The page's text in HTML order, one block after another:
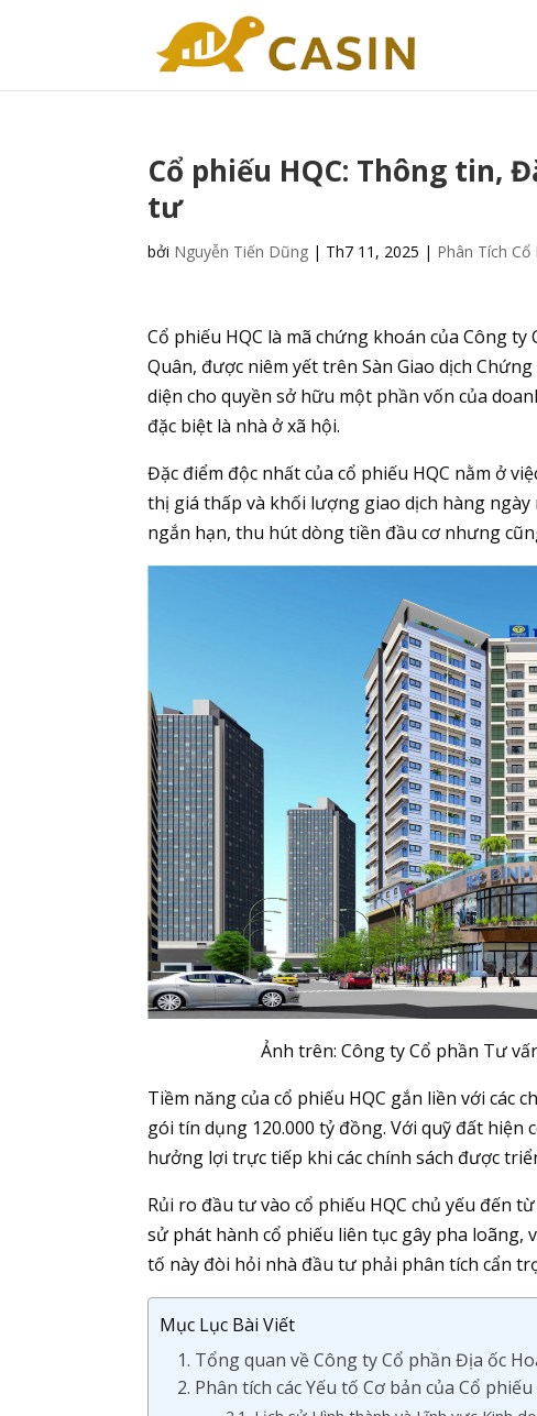
Cổ phiếu HQC: Thông tin,
tư
bởi Nguyễn Tiến Dũng | Th7 11, 2025 | Phân Tích Cổ
Cổ phiếu HQC là mã chứng khoán của Công
Quân, được niêm yết trên Sàn Giao dịch
diện cho quyền sở hữu một phần vốn của
đặc biệt là nhà ở xã hội.
Đặc điểm độc nhất của cổ phiếu HQC nằm ở
thị giá thấp và khối lượng giao dịch hàng
ngắn hạn, thu hút dòng tiền đầu cơ nhưng
Ảnh trên: Công ty Cổ phần Tư
Tiềm năng của cổ phiếu HQC gắn liền với các
gói tín dụng 120.000 tỷ đồng. Với quỹ đất hiện
hưởng lợi trực tiếp khi các chính sách được
Rủi ro đầu tư vào cổ phiếu HQC chủ yếu đến
sử phát hành cổ phiếu liên tục gây pha loãng,
tố này đòi hỏi nhà đầu tư phải phân tích cẩn
Mục Lục Bài Viết
1. Tổng quan về Công ty Cổ phần Địa ốc
2. Phân tích các Yếu tố Cơ bản của Cổ phiếu